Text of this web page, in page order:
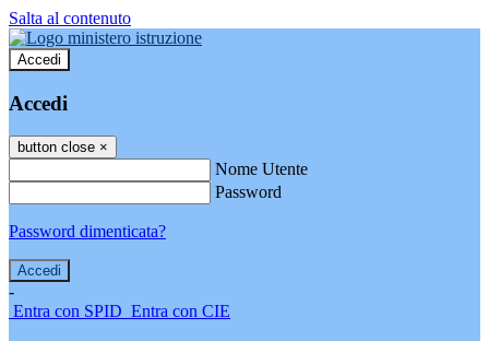
Salta al contenuto
Accedi
Accedi
button close ×
Nome Utente
Password
Password dimenticata?
-
Entra con SPID Entra con CIE